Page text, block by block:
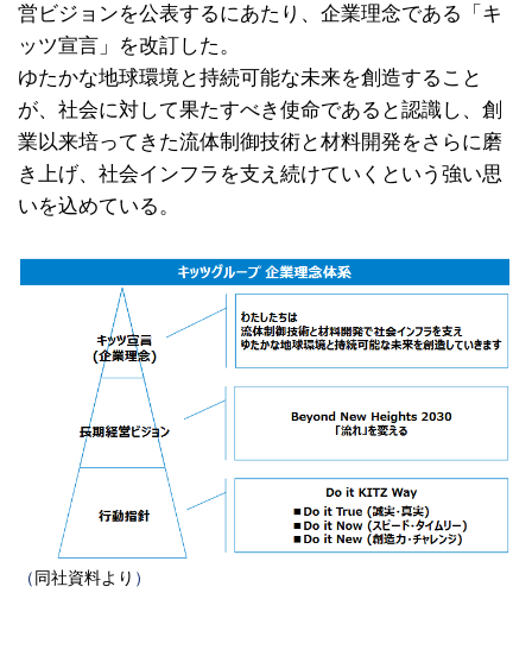
営ビジョンを公表するにあたり、企業理念である「キ
ッツ宣言」を改訂した。
ゆたかな地球環境と持続可能な未来を創造すること
が、社会に対して果たすべき使命であると認識し、創
業以来培ってきた流体制御技術と材料開発をさらに磨
き上げ、社会インフラを支え続けていくという強い思
いを込めている。
（同社資料より ）